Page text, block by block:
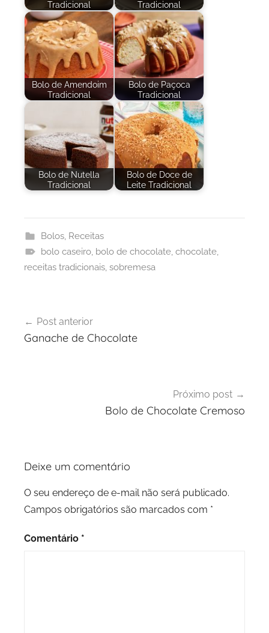
Tradicional
Tradicional
Bolo de Amendoim
Tradicional
Bolo de Paçoca
Tradicional
Bolo de Nutella
Tradicional
Bolo de Doce de
Leite Tradicional
Bolos, Receitas
bolo caseiro, bolo de chocolate, chocolate,
receitas tradicionais, sobremesa
de
Post anterior
Ganache de Chocolate
Próximo post
Bolo de Chocolate Cremoso
Deixe um comentário
O seu endereço de e-mail não será publicado.
Campos obrigatórios são marcados com *
Comentário *